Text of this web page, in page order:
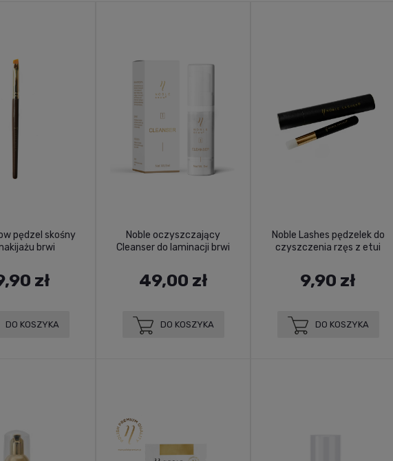
pędzel skośny
brwi
zł
DO KOSZYKA
Noble oczyszczający
Cleanser do laminacji brwi
49,00 zł
DO KOSZYKA
Noble Lashes pędzelek do
czyszczenia rzęs z etui
9,90 zł
DO KOSZYKA